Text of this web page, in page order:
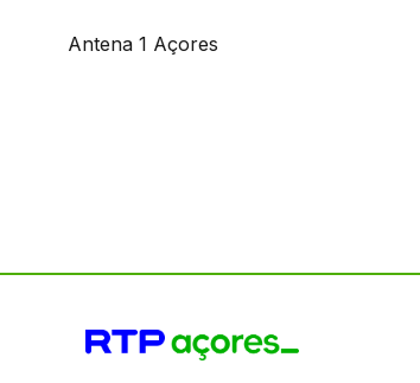
Antena 1 Açores